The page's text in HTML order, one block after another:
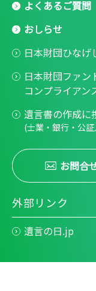
よくあるご質問
おしらせ
日本財団ひなげ
日本財団ファン
コンプライアン
遺言書の作成に
(士業・銀行・公
お問合
外部リンク
遺言の日.jp